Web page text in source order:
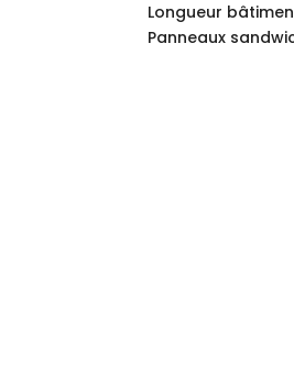
Longueur
Panneaux